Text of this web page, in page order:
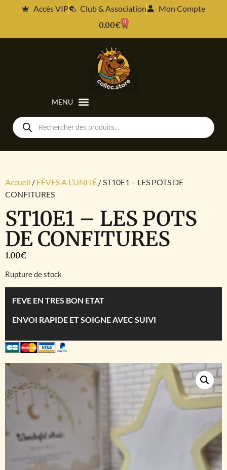
Accès VIP Club & Association
Mon Compte
0.00€ 0
Accueil / FÈVES A L’UNITÉ / ST10E1 – LES POTS DE
CONFITURES
ST10E1 – LES POTS
DE CONFITURES
1.00€
Rupture de stock
FEVE EN TRES BON ETAT
ENVOI RAPIDE ET SOIGNE AVEC SUIVI